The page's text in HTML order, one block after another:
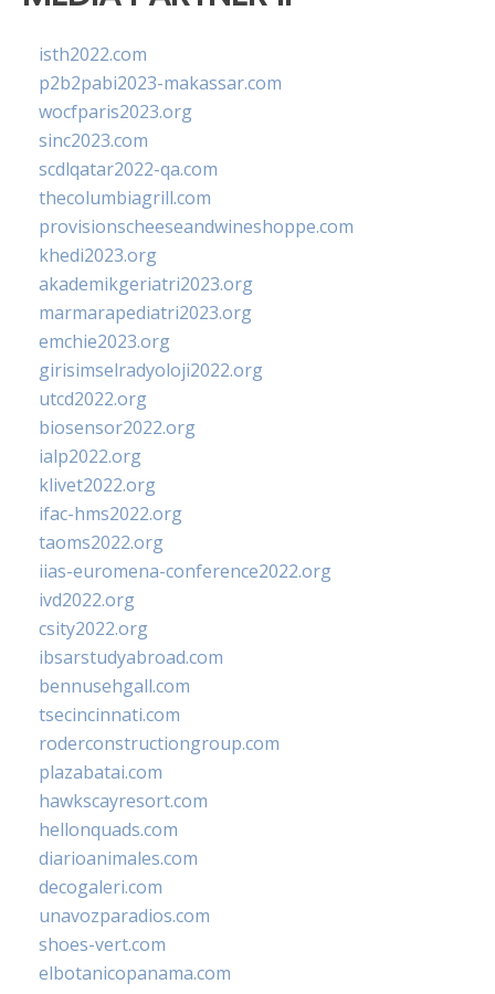
isth2022.com
p2b2pabi2023-makassar.com
wocfparis2023.org
sinc2023.com
scdlqatar2022-qa.com
thecolumbiagrill.com
provisionscheeseandwineshoppe.com
khedi2023.org
akademikgeriatri2023.org
marmarapediatri2023.org
emchie2023.org
girisimselradyoloji2022.org
utcd2022.org
biosensor2022.org
ialp2022.org
klivet2022.org
ifac-hms2022.org
taoms2022.org
iias-euromena-conference2022.org
ivd2022.org
csity2022.org
ibsarstudyabroad.com
bennusehgall.com
tsecincinnati.com
roderconstructiongroup.com
plazabatai.com
hawkscayresort.com
hellonquads.com
diarioanimales.com
decogaleri.com
unavozparadios.com
shoes-vert.com
elbotanicopanama.com